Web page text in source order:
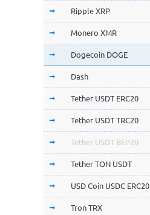
Ripple XRP
Monero XMR
Dogecoin DOGE
Dash
Tether USDT ERC20
Tether USDT TRC20
Tether USDT BEP20
Tether TON USDT
USD Coin USDC ERC20
Tron TRX